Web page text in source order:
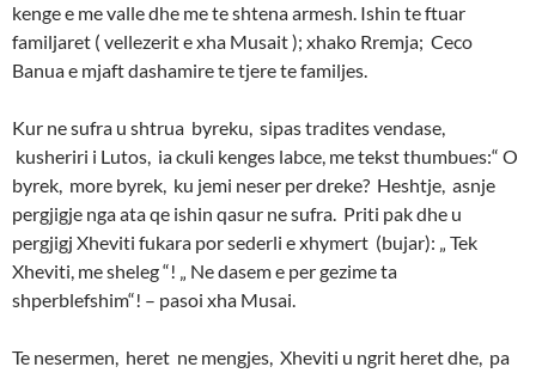
kenge e me valle dhe me te shtena armesh. Ishin te ftuar
familjaret ( vellezerit e xha Musait ); xhako Rremja; Ceco
Banua e mjaft dashamire te tjere te familjes.
Kur ne sufra u shtrua byreku, sipas tradites vendase,
kusheriri i Lutos, ia ckuli kenges labce, me tekst thumbues:“ O
byrek, more byrek, ku jemi neser per dreke? Heshtje, asnje
pergjigje nga ata qe ishin qasur ne sufra. Priti pak dhe u
pergjigj Xheviti fukara por sederli e xhymert (bujar): „ Tek
Xheviti, me sheleg “! „ Ne dasem e per gezime ta
shperblefshim“! – pasoi xha Musai.
Te nesermen, heret ne mengjes, Xheviti u ngrit heret dhe, pa